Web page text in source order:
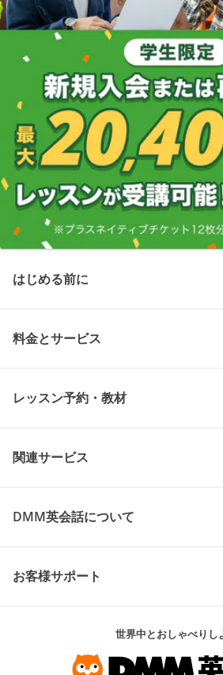
はじめる前に
料金とサービス
レッスン予約・教材
関連サービス
DMM英会話について
お客様サポート
世界中とおしゃべりし